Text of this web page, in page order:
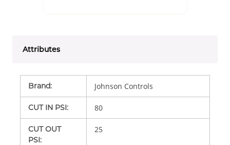
Attributes
Brand: Johnson Controls
CUT IN PSI: 80
CUT OUT
PSI:
25